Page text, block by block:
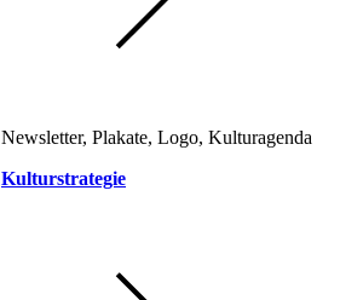
Newsletter, Plakate, Logo, Kulturagenda
Kulturstrategie